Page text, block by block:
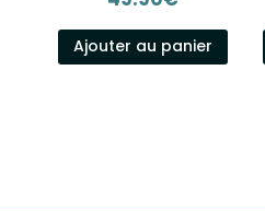
Ajouter au panier